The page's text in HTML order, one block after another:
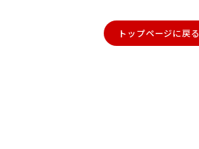
トップページに戻る